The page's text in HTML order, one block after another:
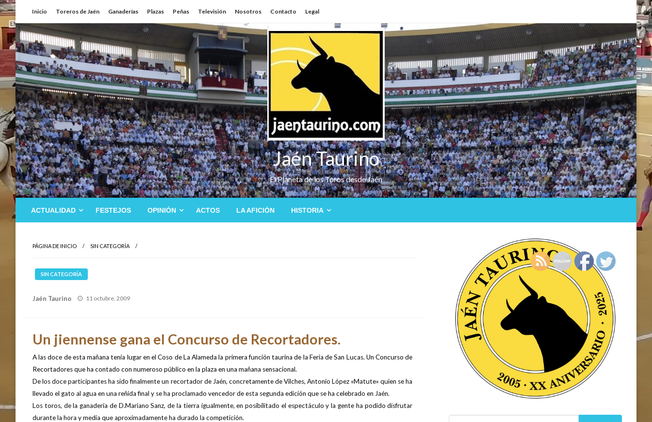
Saltar
al
contenido
Inicio Toreros de Jaén Ganaderías Plazas Peñas Televisión Nosotros Contacto Legal
Jaén Taurino
El Planeta de los Toros desde Jaén
ACTUALIDAD FESTEJOS OPINIÓN ACTOS LA AFICIÓN HISTORIA
PÁGINA DE INICIO SIN CATEGORÍA
SIN CATEGORÍA
Jaén Taurino
Publicado
11 octubre, 2009
Un jiennense gana el Concurso de Recortadores.
A las doce de esta mañana tenía lugar en el Coso de La Alameda la primera función taurina de la Feria de San Lucas. Un Concurso de
Recortadores que ha contado con numeroso público en la plaza en una mañana sensacional.
De los doce participantes ha sido finalmente un recortador de Jaén, concretamente de Vilches, Antonio López «Matute» quien se ha
llevado el gato al agua en una reñida final y se ha proclamado vencedor de esta segunda edición que se ha celebrado en Jaén.
Los toros, de la ganadería de D.Mariano Sanz, de la tierra igualmente, en posibilitado el espectáculo y la gente ha podido disfrutar
durante la hora y media que aproximadamente ha durado la competición.